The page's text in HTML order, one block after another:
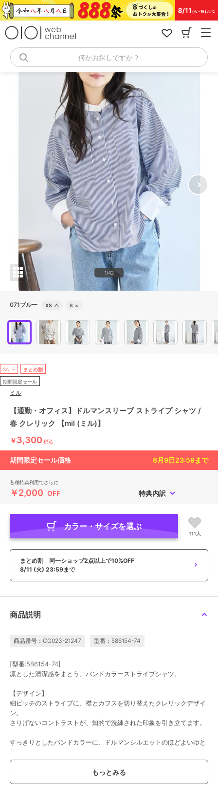
コ
ン
何かお探しですか？
1/42
071ブルー XS △ S ×
SALE まとめ割
期間限定セール
ミル
【通勤・オフィス】ドルマンスリーブ ストライプ シャツ /
春 クレリック 【mil (ミル)】
￥3,300 税込
期間限定セール価格 8月9日23:59まで
各種特典利用でさらに
￥2,000 OFF 特典内訳
カラー・サイズを選ぶ
111人
まとめ割 同一ショップ2点以上で10%OFF
8/11 (火) 23:59まで
商品説明
商品番号：CG023-21247 型番：586154-74
[型番:586154-74]
凛とした清潔感をまとう、バンドカラーストライプシャツ。
【デザイン】
細ピッチのストライプに、襟とカフスを切り替えたクレリックデザイ
ン。
さりげないコントラストが、知的で洗練された印象を引き立てます。
すっきりとしたバンドカラーに、ドルマンシルエットのほどよいゆと
り。
肩まわりから袖にかけてのやわらかなラインが、きちんと感の中に自